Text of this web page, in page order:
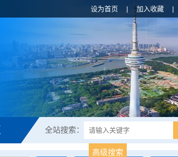
设为首页 | 加入收藏 |
全站搜索：
高级搜索